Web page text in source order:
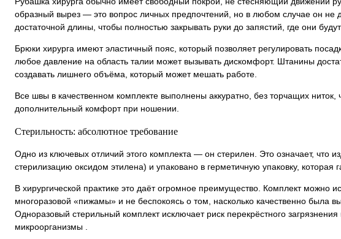
образный вырез — это вопрос личных предпочтений, но в любом случае он
достаточной длины, чтобы полностью закрывать руки до запястий, где они
Брюки хирурга имеют эластичный пояс, который позволяет регулировать
любое давление на область талии может вызывать дискомфорт. Штанины
создавать лишнего объёма, который может мешать работе.
Все швы в качественном комплекте выполнены аккуратно, без торчащих
дополнительный комфорт при ношении.
Стерильность: абсолютное требование
Одно из ключевых отличий этого комплекта — он стерилен. Это означает, что
стерилизацию оксидом этилена) и упаковано в герметичную упаковку, которая
В хирургической практике это даёт огромное преимущество. Комплект можно
многоразовой «пижамы» и не беспокоясь о том, насколько качественно была
Одноразовый стерильный комплект исключает риск перекрёстного
микроорганизмы .